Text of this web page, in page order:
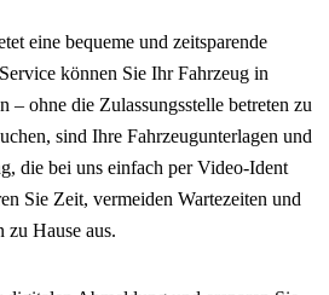
eine bequeme und zeitsparende
können Sie Ihr Fahrzeug in
– ohne die Zulassungsstelle betreten zu
sind Ihre Fahrzeugunterlagen und
die bei uns einfach per Video-Ident
Sie Zeit, vermeiden Wartezeiten und
zu Hause aus.